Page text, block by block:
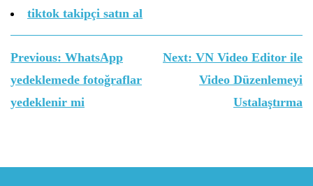
tiktok takipçi satın al
Yazı
gezinmesi
Previous: WhatsApp
yedeklemede fotoğraflar
yedeklenir mi
Next: VN Video Editor ile
Video Düzenlemeyi
Ustalaştırma